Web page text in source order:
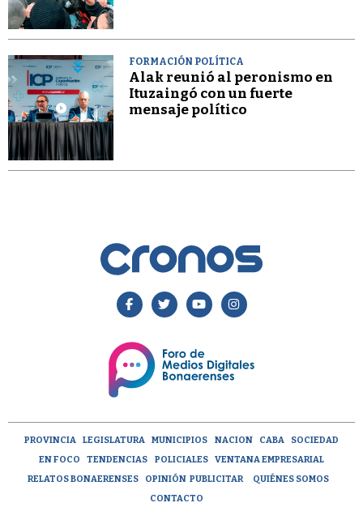
FORMACIÓN POLÍTICA
Alak reunió al peronismo en
Ituzaingó con un fuerte
mensaje político
PROVINCIA LEGISLATURA MUNICIPIOS NACION CABA
SOCIEDAD
EN FOCO
TENDENCIAS POLICIALES
VENTANA EMPRESARIAL
RELATOS BONAERENSES
OPINIÓN PUBLICITAR
QUIÉNES SOMOS
CONTACTO